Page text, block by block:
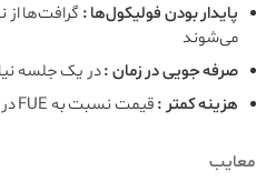
پایدار بودن فولیکول‌ها :
می‌شوند
صرفه‌ جویی در زمان :در یک جلسه
هزینه کمتر :قیمت نسبت به FUE در بسیاری از کلینیک‌ها
معایب